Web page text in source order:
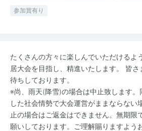
参加賞有り
たくさんの方々に楽しんでいただけるよ
居大会を目指し、精進いたします。 皆
待ちしております。
※尚、雨天(降雪)の場合は中止致します。
した社会情勢で大会運営がままならない
止の場合はご返金はできません。無期限
願いしております。ご理解賜りますよう